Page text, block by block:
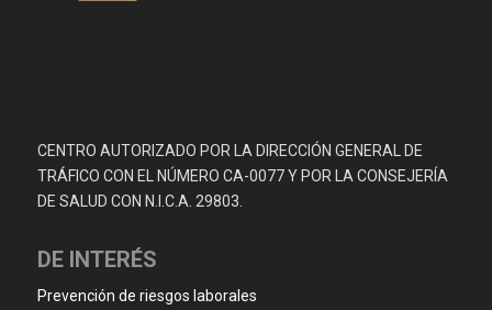
CENTRO AUTORIZADO POR LA DIRECCIÓN GENERAL DE
TRÁFICO CON EL NÚMERO CA-0077 Y POR LA CONSEJERÍA
DE SALUD CON N.I.C.A. 29803.
DE INTERÉS
Prevención de riesgos laborales